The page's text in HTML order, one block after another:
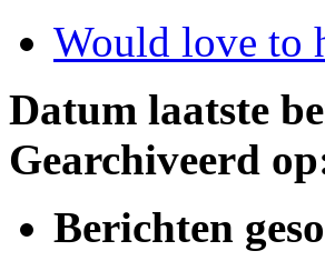
Would love to
Datum laatste
Gearchiveerd
Berichten